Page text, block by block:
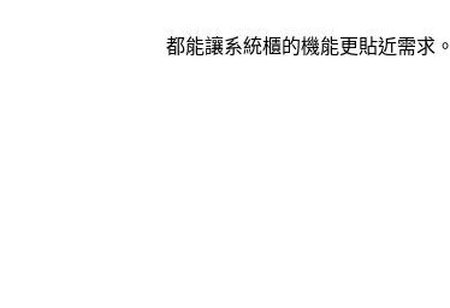
都能讓系統櫃的機能更貼近需求。